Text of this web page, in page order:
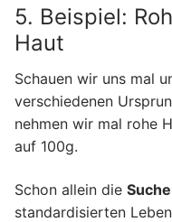
5. Beispiel:
Haut
Schauen wir uns mal
verschiedenen
nehmen wir mal rohe
auf 100g.
Schon allein die Suche
standardisierten